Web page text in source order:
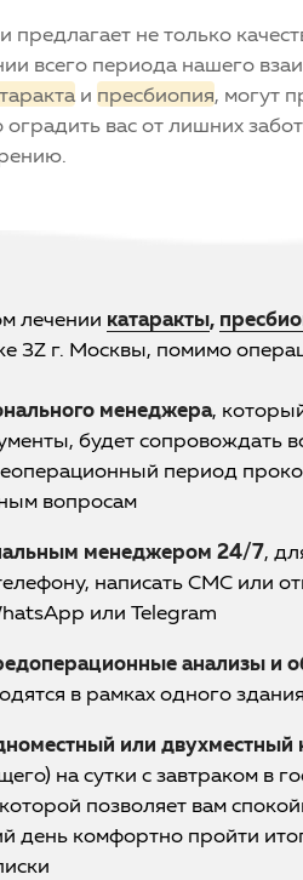
не только
всего периода нашего
и пресбиопия, могут
вас от лишних
лечении катаракты,
3Z г. Москвы, помимо
менеджера,
будет сопровождать
период
вопросам
менеджером 24/7,
написать СМС или
или Telegram
анализы и
в рамках одного здания
или двухместный
на сутки с завтраком в
позволяет вам
день комфортно пройти